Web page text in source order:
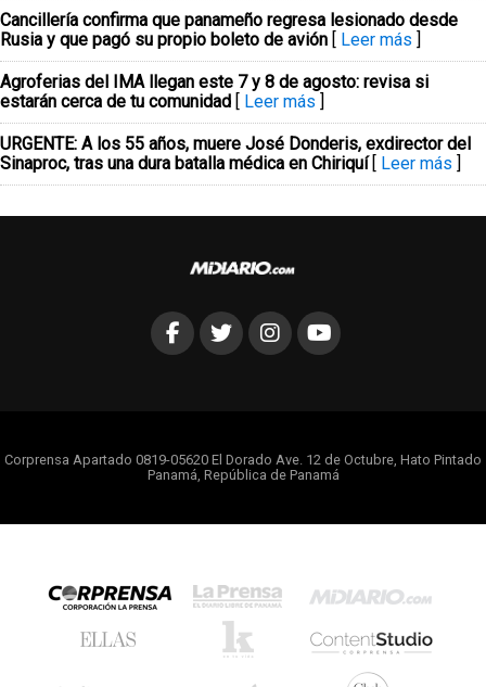
Cancillería confirma que panameño regresa lesionado desde
Rusia y que pagó su propio boleto de avión [ Leer más ]
Agroferias del IMA llegan este 7 y 8 de agosto: revisa si
estarán cerca de tu comunidad [ Leer más ]
URGENTE: A los 55 años, muere José Donderis, exdirector del
Sinaproc, tras una dura batalla médica en Chiriquí [ Leer más ]
Corprensa Apartado 0819-05620 El Dorado Ave. 12 de Octubre, Hato Pintado
Panamá, República de Panamá